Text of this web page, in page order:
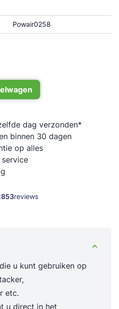
Powair0258
dag verzonden*
binnen 30 dagen
op alles
reviews
u kunt gebruiken op
etc.
u direct in het